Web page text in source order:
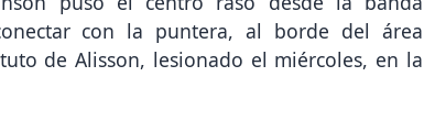
con la puntera, al borde del área
de Alisson, lesionado el miércoles, en la